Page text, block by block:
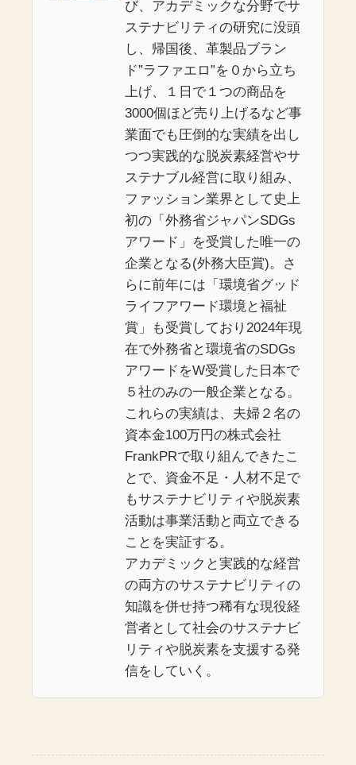
び、アカデミックな分野でサ
ステナビリティの研究に没頭
し、帰国後、革製品ブラン
ド”ラファエロ”を０から立ち
上げ、１日で１つの商品を
3000個ほど売り上げるなど事
業面でも圧倒的な実績を出し
つつ実践的な脱炭素経営やサ
ステナブル経営に取り組み、
ファッション業界として史上
初の「外務省ジャパンSDGs
アワード」を受賞した唯一の
企業となる(外務大臣賞)。さ
らに前年には「環境省グッド
ライフアワード環境と福祉
賞」も受賞しており2024年現
在で外務省と環境省のSDGs
アワードをW受賞した日本で
５社のみの一般企業となる。
これらの実績は、夫婦２名の
資本金100万円の株式会社
FrankPRで取り組んできたこ
とで、資金不足・人材不足で
もサステナビリティや脱炭素
活動は事業活動と両立できる
ことを実証する。
アカデミックと実践的な経営
の両方のサステナビリティの
知識を併せ持つ稀有な現役経
営者として社会のサステナビ
リティや脱炭素を支援する発
信をしていく。